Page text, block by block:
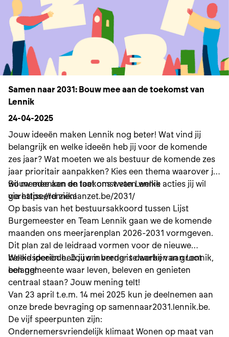
Samen naar 2031: Bouw mee aan de toekomst van
Lennik
24-04-2025
Jouw ideeën maken Lennik nog beter! Wat vind jij
belangrijk en welke ideeën heb jij voor de komende
zes jaar? Wat moeten we als bestuur de komende zes
jaar prioritair aanpakken? Kies een thema waarover jij
wil meedenken en laat ons weten welke acties jij wil
gerealiseerd zien!
Bouw mee aan de toekomst van Lennik
via https://lennikaanzet.be/2031/
Op basis van het bestuursakkoord tussen Lijst
Burgemeester en Team Lennik gaan we de komende
maanden ons meerjarenplan 2026-2031 vormgeven.
Dit plan zal de leidraad vormen voor de nieuwe
beleidsperiode. Jouw inbreng is daarbij van groot
belang!
Welke ideeën heb jij om verder te werken aan Lennik,
een gemeente waar leven, beleven en genieten
centraal staan? Jouw mening telt!
Van 23 april t.e.m. 14 mei 2025 kun je deelnemen aan
onze brede bevraging op samennaar2031.lennik.be.
De vijf speerpunten zijn:
Ondernemersvriendelijk klimaat Wonen op maat van